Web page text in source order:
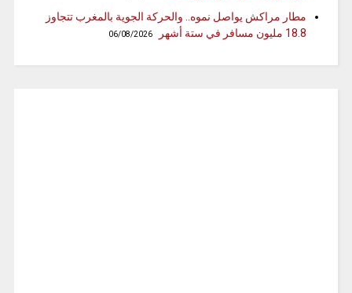
مطار مراكش يواصل نموه.. والحركة الجوية بالمغرب تتجاوز
18.8 مليون مسافر في ستة أشهر
06/08/2026